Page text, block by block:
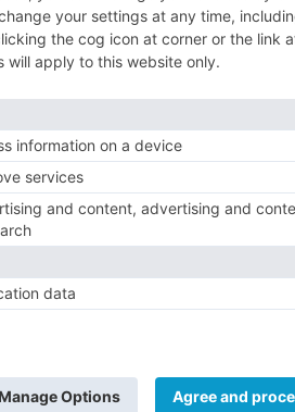
era de su propiedad.
era menor de edad y que la
de hachís, fue informado de
a los agentes que se había
de la Concepción.
fue puesto a disposición
por la Policía Local fue
intervención, a la sección de
para proceder a su